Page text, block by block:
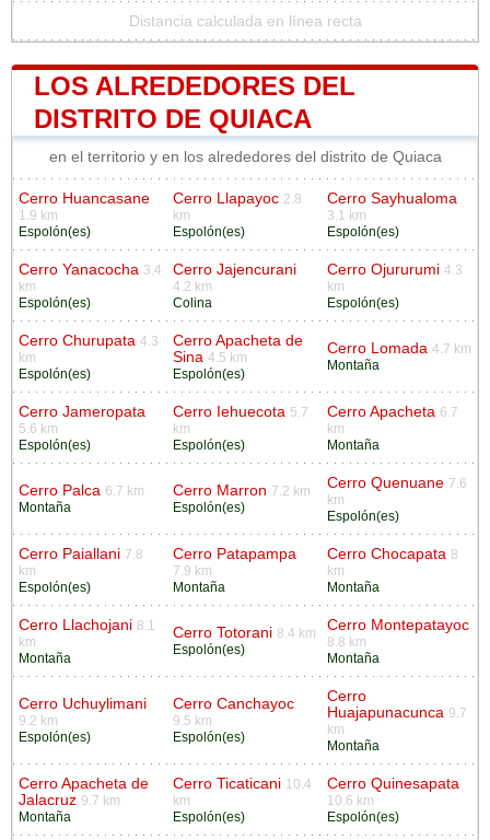
Distancia calculada en línea recta
LOS ALREDEDORES DEL
DISTRITO DE QUIACA
en el territorio y en los alrededores del distrito de Quiaca
Cerro Huancasane
1.9 km
Espolón(es)
Cerro Llapayoc 2.8
km
Espolón(es)
Cerro Sayhualoma
3.1 km
Espolón(es)
Cerro Yanacocha 3.4
km
Espolón(es)
Cerro Jajencurani
4.2 km
Colina
Cerro Ojururumi 4.3
km
Espolón(es)
Cerro Churupata 4.3
km
Espolón(es)
Cerro Apacheta de
Sina 4.5 km
Espolón(es)
Cerro Lomada 4.7 km
Montaña
Cerro Jameropata
5.6 km
Espolón(es)
Cerro Iehuecota 5.7
km
Espolón(es)
Cerro Apacheta 6.7
km
Montaña
Cerro Palca 6.7 km
Montaña
Cerro Marron 7.2 km
Espolón(es)
Cerro Quenuane 7.6
km
Espolón(es)
Cerro Paiallani 7.8
km
Espolón(es)
Cerro Patapampa
7.9 km
Montaña
Cerro Chocapata 8
km
Montaña
Cerro Llachojani 8.1
km
Montaña
Cerro Totorani 8.4 km
Espolón(es)
Cerro Montepatayoc
8.8 km
Montaña
Cerro Uchuylimani
9.2 km
Espolón(es)
Cerro Canchayoc
9.5 km
Espolón(es)
Cerro
Huajapunacunca 9.7
km
Montaña
Cerro Apacheta de
Jalacruz 9.7 km
Montaña
Cerro Ticaticani 10.4
km
Espolón(es)
Cerro Quinesapata
10.6 km
Espolón(es)